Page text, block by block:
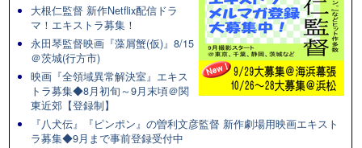
大根仁監督 新作Netflix配信ドラ
マ！エキストラ募集！
永田琴監督映画『藻屑蟹(仮)』8/15
＠茨城(行方市)
映画『全領域異常解決室』エキス
トラ募集◆8月初旬～9月末頃＠関
東近郊【登録制】
『八犬伝』『ピンポン』の曽利文彦監督 新作劇場用映画エキスト
ラ募集◆9月まで事前登録受付中